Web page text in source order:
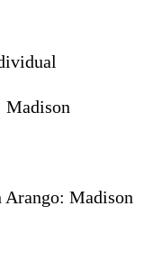
Madison
Arango: Madison